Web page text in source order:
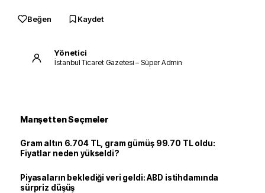
Beğen Kaydet
Yönetici
İstanbul Ticaret Gazetesi – Süper Admin
Manşetten Seçmeler
Gram altın 6.704 TL, gram gümüş 99.70 TL oldu:
Fiyatlar neden yükseldi?
Piyasaların beklediği veri geldi: ABD istihdamında
sürpriz düşüş